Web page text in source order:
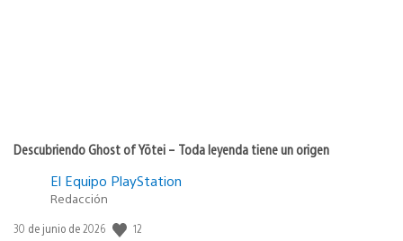
Descubriendo Ghost of Yōtei – Toda leyenda tiene un origen
El Equipo PlayStation
Redacción
Fecha
30 de junio de 2026 12